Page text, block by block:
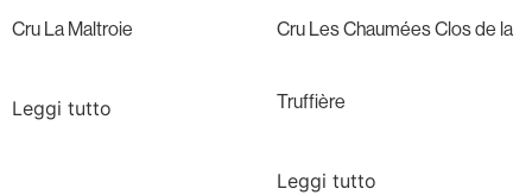
Cru La Maltroie
Leggi tutto
Cru Les Chaumées Clos de la
Truffière
Leggi tutto